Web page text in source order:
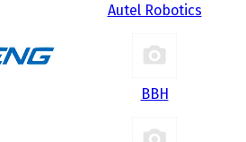
Autel Robotics
BBH